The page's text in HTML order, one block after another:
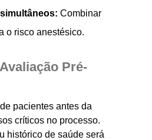
Combinar
o risco anestésico.
Pré-
pacientes antes da
críticos no processo.
histórico de saúde será